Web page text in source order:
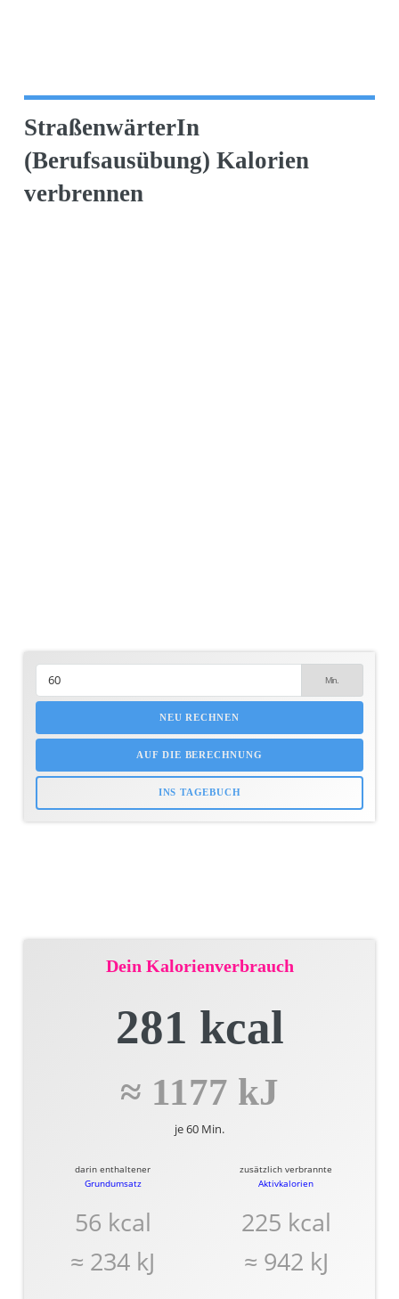
StraßenwärterIn
(Berufsausübung) Kalorien
verbrennen
NEU RECHNEN
AUF DIE BERECHNUNG
INS TAGEBUCH
Dein Kalorienverbrauch
281 kcal
≈ 1177 kJ
je 60 Min.
darin enthaltener
Grundumsatz
56 kcal
≈ 234 kJ
zusätzlich verbrannte
Aktivkalorien
225 kcal
≈ 942 kJ